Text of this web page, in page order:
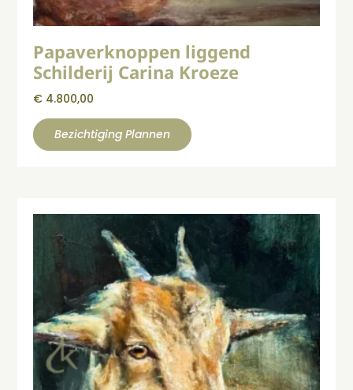
Papaverknoppen liggend
Schilderij Carina Kroeze
€ 4.800,00
Bezichtiging Plannen